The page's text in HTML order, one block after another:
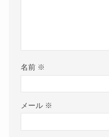
名前 ※
メール ※